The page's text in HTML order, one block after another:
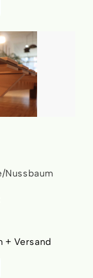
Nussbaum
+ Versand